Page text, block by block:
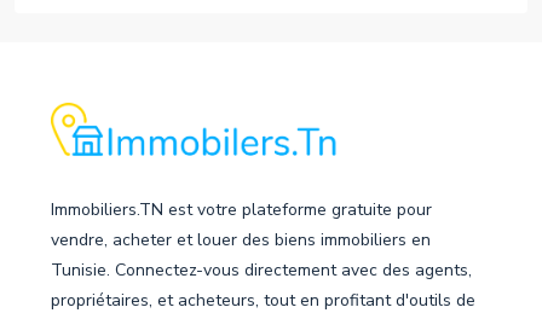
Immobiliers.TN est votre plateforme gratuite pour
vendre, acheter et louer des biens immobiliers en
Tunisie. Connectez-vous directement avec des agents,
propriétaires, et acheteurs, tout en profitant d'outils de